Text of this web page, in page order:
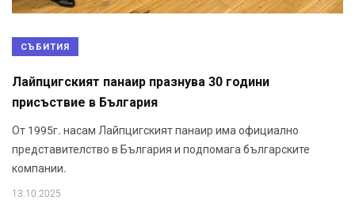
СЪБИТИЯ
Лайпцигският панаир празнува 30 години
присъствие в България
От 1995г. насам Лайпцигският панаир има официално
представителство в България и подпомага българските
компании.
13.10.2025